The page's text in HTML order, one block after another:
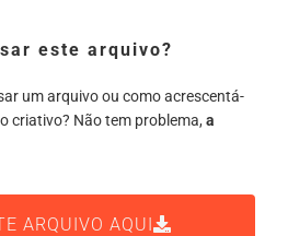
este arquivo?
um arquivo ou como acrescentá-
criativo? Não tem problema, a
ARQUIVO AQUI